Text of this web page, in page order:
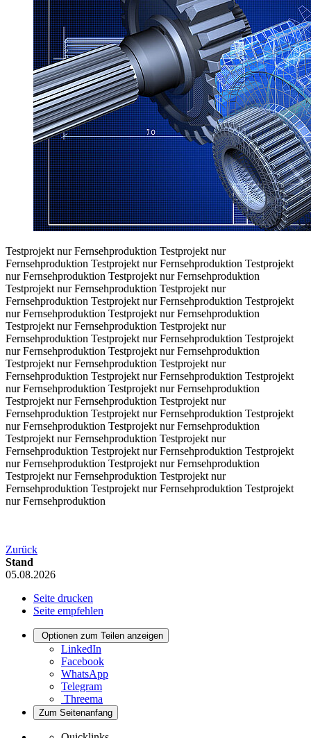
Testprojekt nur Fernsehproduktion Testprojekt nur
Fernsehproduktion Testprojekt nur Fernsehproduktion Testprojekt
nur Fernsehproduktion Testprojekt nur Fernsehproduktion
Testprojekt nur Fernsehproduktion Testprojekt nur
Fernsehproduktion Testprojekt nur Fernsehproduktion Testprojekt
nur Fernsehproduktion Testprojekt nur Fernsehproduktion
Testprojekt nur Fernsehproduktion Testprojekt nur
Fernsehproduktion Testprojekt nur Fernsehproduktion Testprojekt
nur Fernsehproduktion Testprojekt nur Fernsehproduktion
Testprojekt nur Fernsehproduktion Testprojekt nur
Fernsehproduktion Testprojekt nur Fernsehproduktion Testprojekt
nur Fernsehproduktion Testprojekt nur Fernsehproduktion
Testprojekt nur Fernsehproduktion Testprojekt nur
Fernsehproduktion Testprojekt nur Fernsehproduktion Testprojekt
nur Fernsehproduktion Testprojekt nur Fernsehproduktion
Testprojekt nur Fernsehproduktion Testprojekt nur
Fernsehproduktion Testprojekt nur Fernsehproduktion Testprojekt
nur Fernsehproduktion Testprojekt nur Fernsehproduktion
Testprojekt nur Fernsehproduktion Testprojekt nur
Fernsehproduktion Testprojekt nur Fernsehproduktion Testprojekt
nur Fernsehproduktion
Zurück
Stand
05.08.2026
Seite drucken
Seite empfehlen
Optionen zum Teilen anzeigen
LinkedIn
Facebook
WhatsApp
Telegram
Threema
Zum Seitenanfang